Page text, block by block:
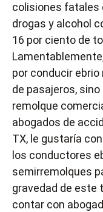
colisiones fatales
drogas y alcohol
16 por ciento de
por conducir
de pasajeros,
remolque
abogados de
TX, le gustaría
los conductores
semirremolques
gravedad de este
contar con